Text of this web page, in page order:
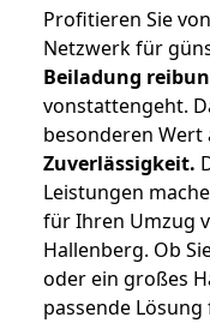
Profitieren Sie
Netzwerk für
Beiladung
vonstattengeht.
besonderen Wert
Zuverlässigkeit.
Leistungen
für Ihren Umzug
Hallenberg. Ob
oder ein großes
passende Lösung